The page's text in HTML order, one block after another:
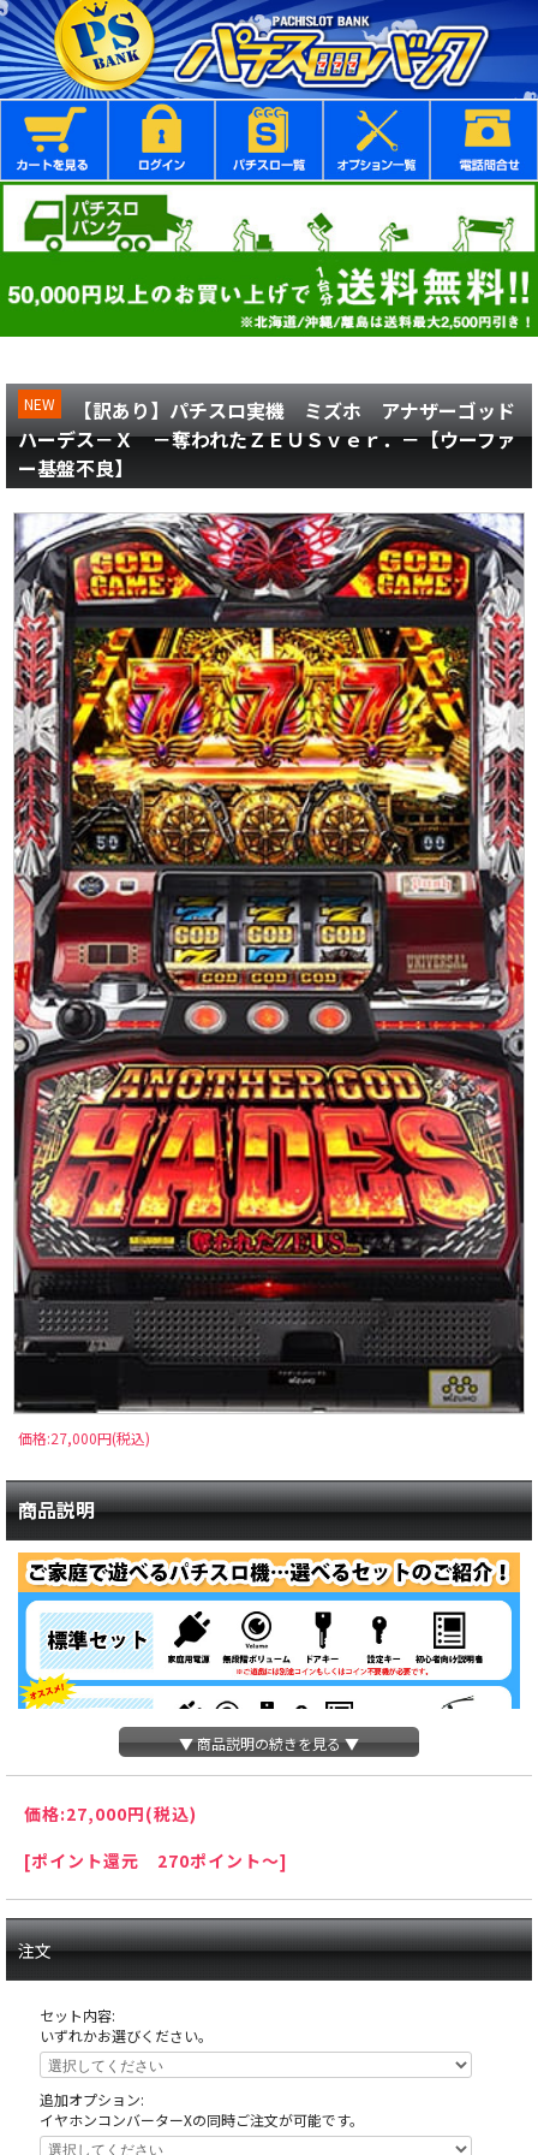
NEW
【訳あり】パチスロ実機 ミズホ アナザーゴッド
ハーデス－Ｘ －奪われたＺＥＵＳｖｅｒ．－【ウーファ
ー基盤不良】
価格:27,000円(税込)
商品説明
▼ 商品説明の続きを見る ▼
価格:27,000円(税込)
[ポイント還元 270ポイント～]
注文
セット内容:
いずれかお選びください。
追加オプション:
イヤホンコンバーターXの同時ご注文が可能です。